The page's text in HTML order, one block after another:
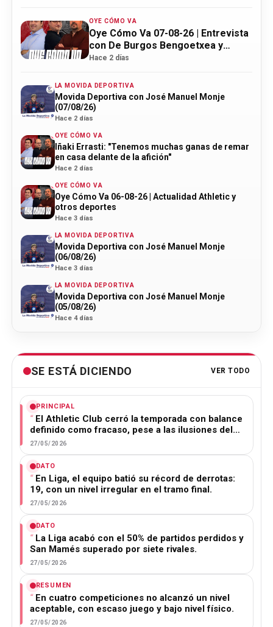
OYE CÓMO VA
Oye Cómo Va 07-08-26 | Entrevista
con De Burgos Bengoetxea y
actualidad Athletic
Hace 2 días
LA MOVIDA DEPORTIVA
Movida Deportiva con José Manuel Monje
(07/08/26)
Hace 2 días
OYE CÓMO VA
Iñaki Errasti: "Tenemos muchas ganas de remar
en casa delante de la afición"
Hace 2 días
OYE CÓMO VA
Oye Cómo Va 06-08-26 | Actualidad Athletic y
otros deportes
Hace 3 días
LA MOVIDA DEPORTIVA
Movida Deportiva con José Manuel Monje
(06/08/26)
Hace 3 días
LA MOVIDA DEPORTIVA
Movida Deportiva con José Manuel Monje
(05/08/26)
Hace 4 días
SE ESTÁ DICIENDO VER TODO
PRINCIPAL
El Athletic Club cerró la temporada con balance
definido como fracaso, pese a las ilusiones del…
27/05/2026
DATO
En Liga, el equipo batió su récord de derrotas:
19, con un nivel irregular en el tramo final.
27/05/2026
DATO
La Liga acabó con el 50% de partidos perdidos y
San Mamés superado por siete rivales.
27/05/2026
RESUMEN
En cuatro competiciones no alcanzó un nivel
aceptable, con escaso juego y bajo nivel físico.
27/05/2026